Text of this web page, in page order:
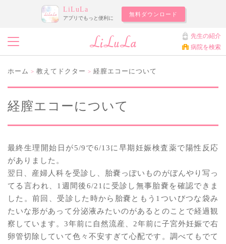
LiLuLa
アプリでもっと便利に
無料ダウンロード
先生の紹介
病院を検索
ホーム > 教えてドクター > 経膣エコーについて
経膣エコーについて
最終生理開始日が5/9で6/13に早期妊娠検査薬で陽性反応
がありました。
翌日、産婦人科を受診し、胎嚢っぽいものがぼんやり写っ
てる言われ、1週間後6/21に受診し無事胎嚢を確認できま
した。前回、受診した時から胎嚢ともう1ついびつな袋み
たいな形があって分泌液みたいのがあるとのことで経過観
察しています。3年前に自然流産、2年前に子宮外妊娠で右
卵管切除していて色々不安すぎて心配です。調べてもでて